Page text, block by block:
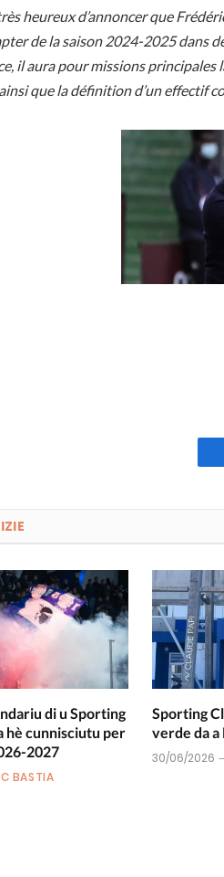
heureux d’annoncer que
de la saison 2024-2025 dans
il aura pour missions
que la définition d’un effectif
di u Sporting
hè cunnisciutu per
2027
BASTIA
Sporting
verde da a
30/06/2026